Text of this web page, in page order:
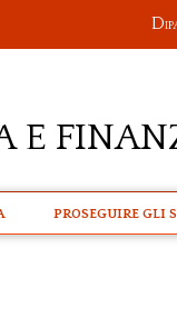
e
PROSEGUIRE GLI